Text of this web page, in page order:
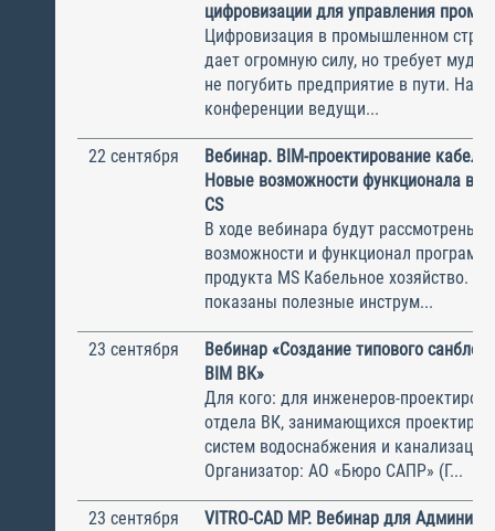
цифровизации для управления
Цифровизация в промышленном
дает огромную силу, но требует
не погубить предприятие в пути. На
конференции ведущи...
22 сентября
Вебинар. BIM-проектирование
Новые возможности функционала в
CS
В ходе вебинара будут рассмотрены
возможности и функционал
продукта MS Кабельное хозяйство. А
показаны полезные инструм...
23 сентября
Вебинар «Создание типового
BIM ВК»
Для кого: для инженеров-
отдела ВК, занимающихся
систем водоснабжения и канализации
Организатор: АО «Бюро САПР» (Г...
23 сентября
VITRO-CAD MP. Вебинар для